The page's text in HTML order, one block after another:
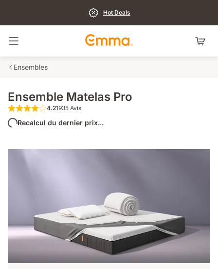
Hot Deals
Basculer la navigation
Ensembles
Ensemble Matelas Pro
4.2 sur 5 étoiles 1935 Avis
4.21935 Avis
Recalcul du dernier prix...